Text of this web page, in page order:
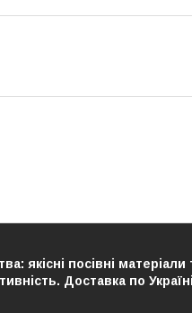
якісні посівні
Доставка по